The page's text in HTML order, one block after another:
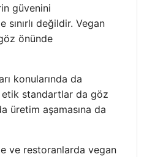
güvenini
değildir. Vegan
önünde
konularında da
standartlar da göz
üretim aşamasına da
ve restoranlarda vegan